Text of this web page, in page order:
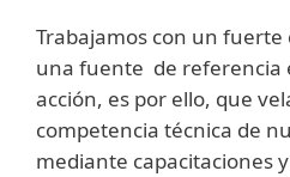
Trabajamos con un
una fuente de referencia
acción, es por ello, que
competencia técnica de
mediante capacitaciones